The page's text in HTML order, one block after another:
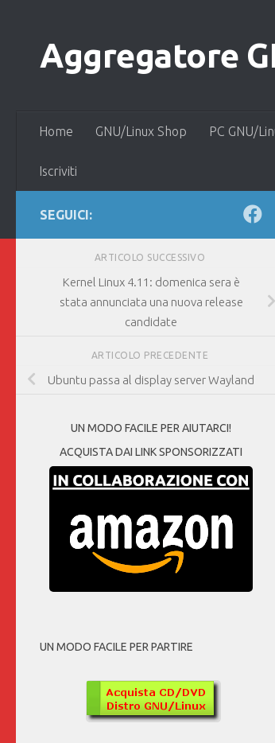
Aggregatore
Home GNU/Linux Shop PC GNU/
Iscriviti
SEGUICI:
ARTICOLO SUCCESSIVO
Kernel Linux 4.11: domenica sera è
stata annunciata una nuova release
candidate
ARTICOLO PRECEDENTE
Ubuntu passa al display server Wayland
UN MODO FACILE PER AIUTARCI!
ACQUISTA DAI LINK SPONSORIZZATI
UN MODO FACILE PER PARTIRE